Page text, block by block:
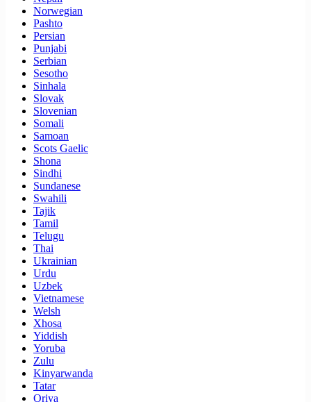
Norwegian
Pashto
Persian
Punjabi
Serbian
Sesotho
Sinhala
Slovak
Slovenian
Somali
Samoan
Scots Gaelic
Shona
Sindhi
Sundanese
Swahili
Tajik
Tamil
Telugu
Thai
Ukrainian
Urdu
Uzbek
Vietnamese
Welsh
Xhosa
Yiddish
Yoruba
Zulu
Kinyarwanda
Tatar
Oriya